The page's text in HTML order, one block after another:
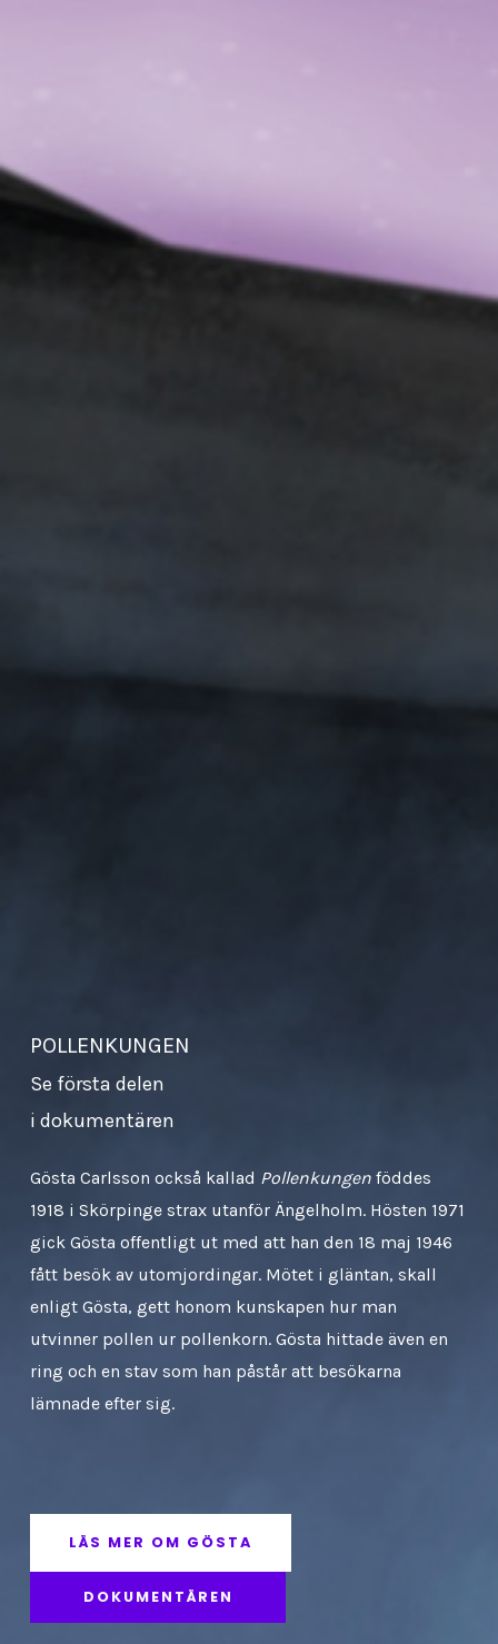
POLLENKUNGEN
Se första delen
i dokumentären
Gösta Carlsson också kallad Pollenkungen föddes
1918 i Skörpinge strax utanför Ängelholm. Hösten 1971
gick Gösta offentligt ut med att han den 18 maj 1946
fått besök av utomjordingar. Mötet i gläntan, skall
enligt Gösta, gett honom kunskapen hur man
utvinner pollen ur pollenkorn. Gösta hittade även en
ring och en stav som han påstår att besökarna
lämnade efter sig.
LÄS MER OM GÖSTA
DOKUMENTÄREN